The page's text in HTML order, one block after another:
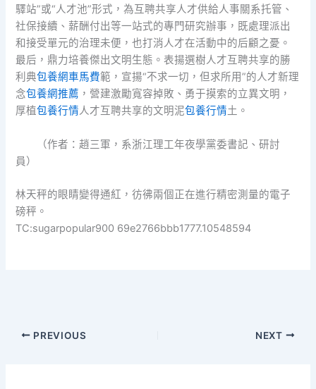
驛站”或“人才池”形式，為互聘共享人才供給人事關系托管、
社保接續、薪酬付出等一站式的專門研究辦事，既處理派出
和接受單元的治理未便，也打消人才在活動中的后顧之憂。
最后，鼎力培養傑出文明生態。表揚選樹人才互聘共享的勝
利典包養網車馬費範，宣揚“不求一切，但求所用”的人才新理
念包養網推薦 ，營建激勵寬容掉敗、勇于摸索的立異文明，
厚植包養行情人才互聘共享的文明泥包養行情土。
（作者：趙三軍，系浙江理工年夜學黨委書記、研討
員）
林天秤的眼睛變得通紅，彷彿兩個正在進行精密測量的電子
磅秤。
TC:sugarpopular900 69e2766bbb1777.10548594
PREVIOUS NEXT